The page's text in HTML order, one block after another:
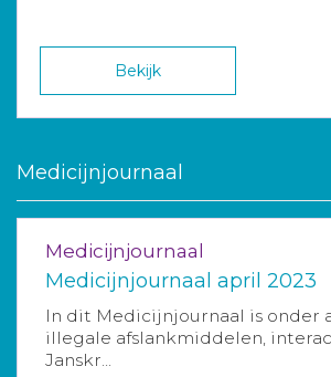
Bekijk
Medicijnjournaal
Medicijnjournaal
Medicijnjournaal april 2023
In dit Medicijnjournaal is onder
illegale afslankmiddelen,
Janskr...